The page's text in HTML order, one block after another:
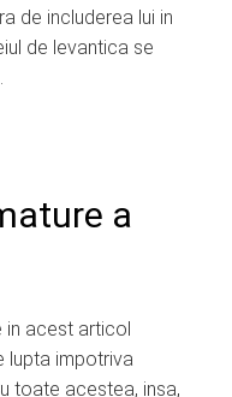
de includerea lui in
de levantica se
a
in acest articol
lupta impotriva
toate acestea, insa,